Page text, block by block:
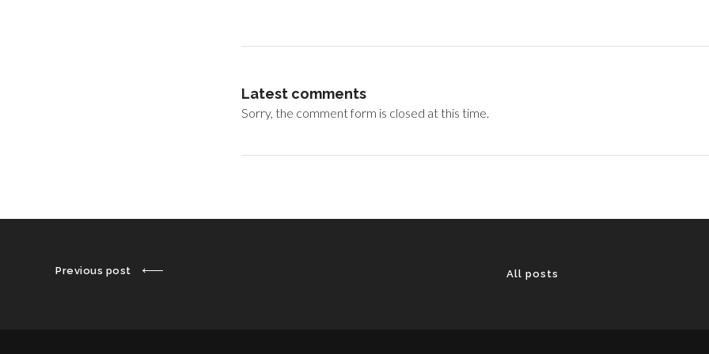
Latest comments
Sorry, the comment form is closed at this time.
Previous post All posts